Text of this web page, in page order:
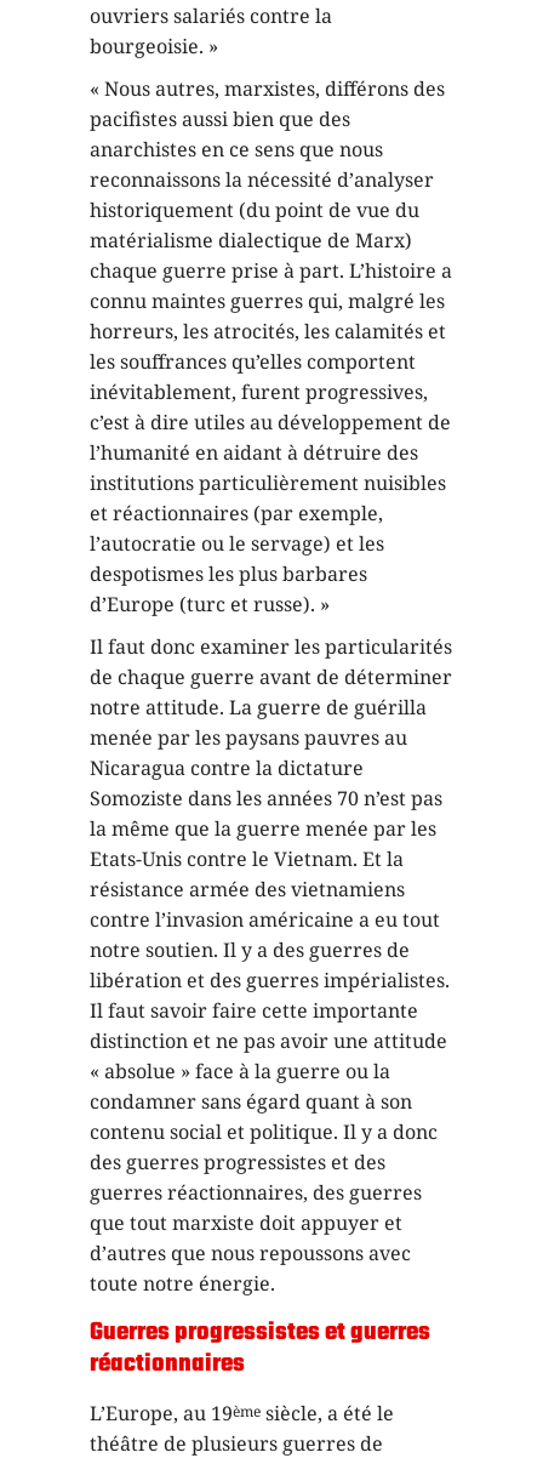
ouvriers salariés contre la
bourgeoisie. »
« Nous autres, marxistes, différons des
pacifistes aussi bien que des
anarchistes en ce sens que nous
reconnaissons la nécessité d’analyser
historiquement (du point de vue du
matérialisme dialectique de Marx)
chaque guerre prise à part. L’histoire a
connu maintes guerres qui, malgré les
horreurs, les atrocités, les calamités et
les souffrances qu’elles comportent
inévitablement, furent progressives,
c’est à dire utiles au développement de
l’humanité en aidant à détruire des
institutions particulièrement nuisibles
et réactionnaires (par exemple,
l’autocratie ou le servage) et les
despotismes les plus barbares
d’Europe (turc et russe). »
Il faut donc examiner les particularités
de chaque guerre avant de déterminer
notre attitude. La guerre de guérilla
menée par les paysans pauvres au
Nicaragua contre la dictature
Somoziste dans les années 70 n’est pas
la même que la guerre menée par les
Etats-Unis contre le Vietnam. Et la
résistance armée des vietnamiens
contre l’invasion américaine a eu tout
notre soutien. Il y a des guerres de
libération et des guerres impérialistes.
Il faut savoir faire cette importante
distinction et ne pas avoir une attitude
« absolue » face à la guerre ou la
condamner sans égard quant à son
contenu social et politique. Il y a donc
des guerres progressistes et des
guerres réactionnaires, des guerres
que tout marxiste doit appuyer et
d’autres que nous repoussons avec
toute notre énergie.
Guerres progressistes et guerres
réactionnaires
L’Europe, au 19ème siècle, a été le
théâtre de plusieurs guerres de